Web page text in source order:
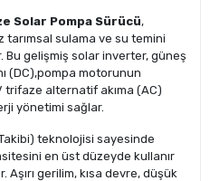
Solar Pompa Sürücü,
tarımsal sulama ve su temini
gelişmiş solar inverter, güneş
(DC),pompa motorunun
trifaze alternatif akıma (AC)
yönetimi sağlar.
teknolojisi sayesinde
en üst düzeyde kullanır
Aşırı gerilim, kısa devre, düşük